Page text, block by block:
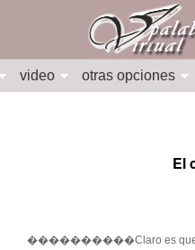
video otras opciones
El
����������Claro es que